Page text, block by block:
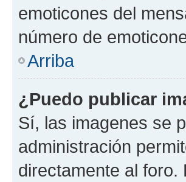
emoticones del
número de
Arriba
¿Puedo publicar
Sí, las imagenes se
administración
directamente al